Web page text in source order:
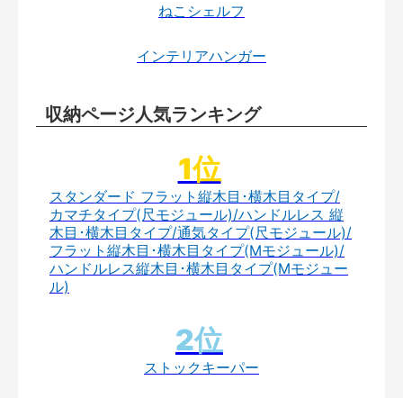
ねこシェルフ
インテリアハンガー
収納ページ人気ランキング
スタンダード フラット縦木目･横木目タイプ/
カマチタイプ(尺モジュール)/ハンドルレス 縦
木目･横木目タイプ/通気タイプ(尺モジュール)/
フラット縦木目･横木目タイプ(Mモジュール)/
ハンドルレス縦木目･横木目タイプ(Mモジュー
ル)
ストックキーパー